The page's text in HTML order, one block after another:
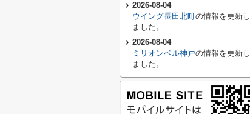
2026-08-04
ウイング長田北町の情報を更新し
ました。
2026-08-04
ミリオンベル神戸の情報を更新し
ました。